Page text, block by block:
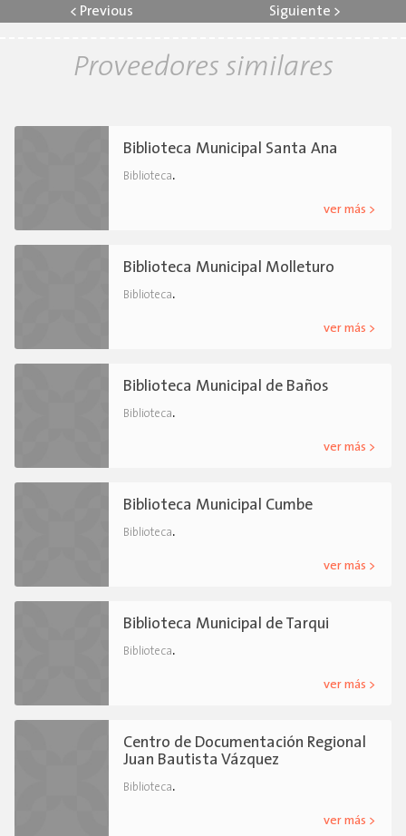
< Previous Siguiente >
Proveedores similares
Biblioteca Municipal Santa Ana
Biblioteca.
ver más >
Biblioteca Municipal Molleturo
Biblioteca.
ver más >
Biblioteca Municipal de Baños
Biblioteca.
ver más >
Biblioteca Municipal Cumbe
Biblioteca.
ver más >
Biblioteca Municipal de Tarqui
Biblioteca.
ver más >
Centro de Documentación Regional
Juan Bautista Vázquez
Biblioteca.
ver más >